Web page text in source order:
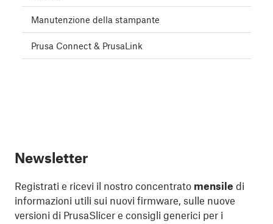
Manutenzione della stampante
Prusa Connect & PrusaLink
Newsletter
Registrati e ricevi il nostro concentrato mensile di
informazioni utili sui nuovi firmware, sulle nuove
versioni di PrusaSlicer e consigli generici per i